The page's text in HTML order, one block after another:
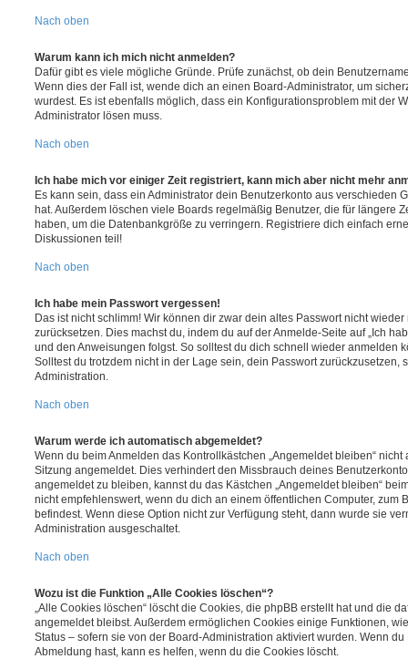
Nach oben
Warum kann ich mich nicht anmelden?
Dafür gibt es viele mögliche Gründe. Prüfe zunächst, ob dein
Wenn dies der Fall ist, wende dich an einen Board-Administrator, um
wurdest. Es ist ebenfalls möglich, dass ein Konfigurationsproblem mit der
Administrator lösen muss.
Nach oben
Ich habe mich vor einiger Zeit registriert, kann mich aber nicht mehr
Es kann sein, dass ein Administrator dein Benutzerkonto aus verschieden
hat. Außerdem löschen viele Boards regelmäßig Benutzer, die für längere
haben, um die Datenbankgröße zu verringern. Registriere dich einfach
Diskussionen teil!
Nach oben
Ich habe mein Passwort vergessen!
Das ist nicht schlimm! Wir können dir zwar dein altes Passwort nicht
zurücksetzen. Dies machst du, indem du auf der Anmelde-Seite auf „Ich
und den Anweisungen folgst. So solltest du dich schnell wieder anmelden
Solltest du trotzdem nicht in der Lage sein, dein Passwort zurückzusetzen,
Administration.
Nach oben
Warum werde ich automatisch abgemeldet?
Wenn du beim Anmelden das Kontrollkästchen „Angemeldet bleiben“
Sitzung angemeldet. Dies verhindert den Missbrauch deines
angemeldet zu bleiben, kannst du das Kästchen „Angemeldet bleiben“
nicht empfehlenswert, wenn du dich an einem öffentlichen Computer, zum
befindest. Wenn diese Option nicht zur Verfügung steht, dann wurde sie
Administration ausgeschaltet.
Nach oben
Wozu ist die Funktion „Alle Cookies löschen“?
„Alle Cookies löschen“ löscht die Cookies, die phpBB erstellt hat und die
angemeldet bleibst. Außerdem ermöglichen Cookies einige Funktionen,
Status – sofern sie von der Board-Administration aktiviert wurden. Wenn
Abmeldung hast, kann es helfen, wenn du die Cookies löscht.